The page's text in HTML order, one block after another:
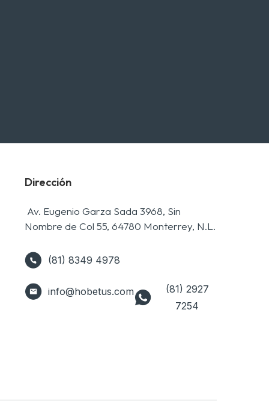
Dirección
Av. Eugenio Garza Sada 3968, Sin
Nombre de Col 55, 64780 Monterrey, N.L.
(81) 8349 4978
info@hobetus.com
(81) 2927
7254